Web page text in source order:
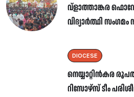
വ്ളാത്താങ്കര
വിദ്യാർത്ഥി സംഗമം
DIOCESE
നെയ്യാറ്റിൻകര
റിസോഴ്സ് ടീം